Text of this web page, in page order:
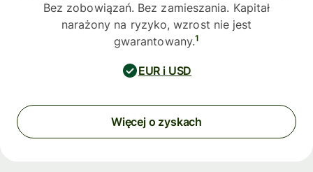
Bez zobowiązań. Bez zamieszania. Kapitał
narażony na ryzyko, wzrost nie jest
gwarantowany.1
EUR i USD
Więcej o zyskach